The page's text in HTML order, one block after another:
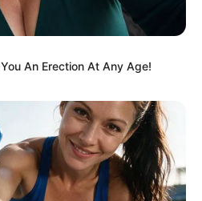
An Erection At Any Age!